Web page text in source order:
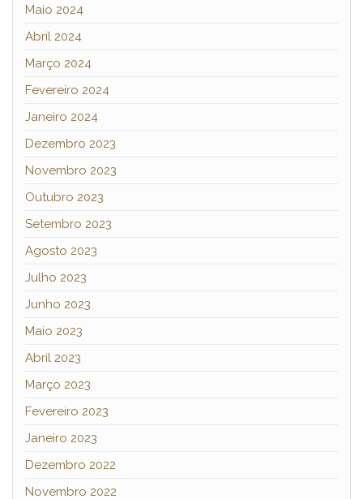
Maio 2024
Abril 2024
Março 2024
Fevereiro 2024
Janeiro 2024
Dezembro 2023
Novembro 2023
Outubro 2023
Setembro 2023
Agosto 2023
Julho 2023
Junho 2023
Maio 2023
Abril 2023
Março 2023
Fevereiro 2023
Janeiro 2023
Dezembro 2022
Novembro 2022